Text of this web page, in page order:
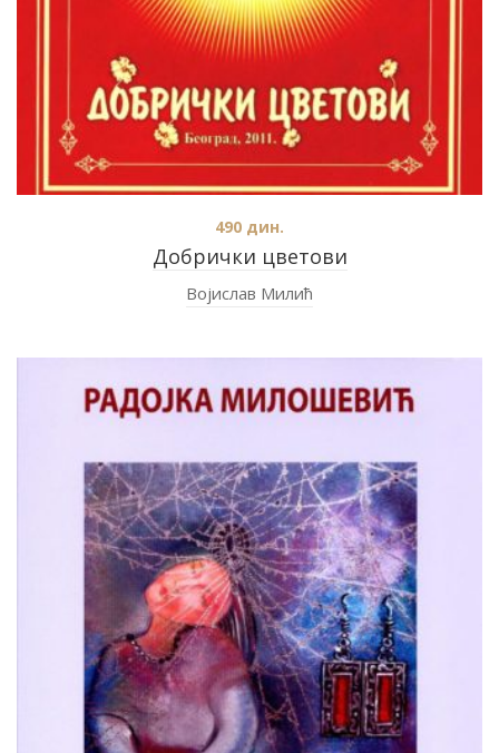
Добрички цветови
490 дин.
Војислав Милић